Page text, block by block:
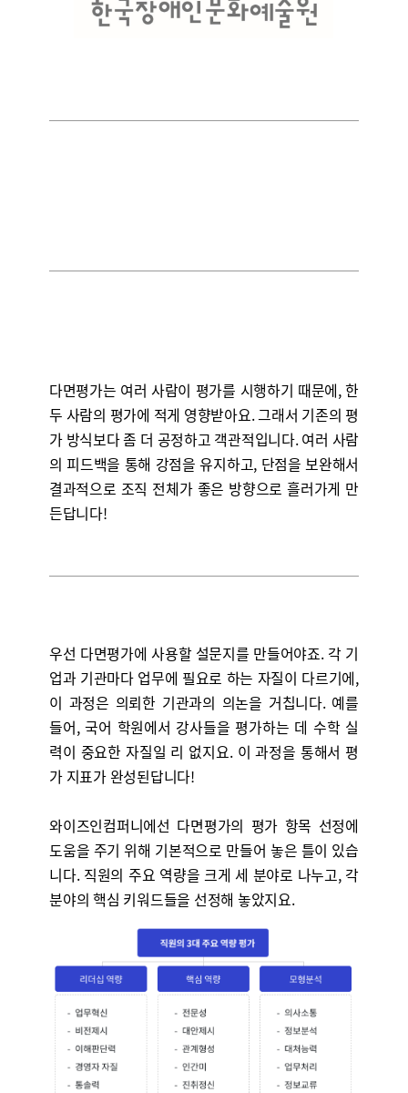
다면평가는 여러 사람이 평가를 시행하기 때문에, 한
두 사람의 평가에 적게 영향받아요. 그래서 기존의 평
가 방식보다 좀 더 공정하고 객관적입니다. 여러 사람
의 피드백을 통해 강점을 유지하고, 단점을 보완해서
결과적으로 조직 전체가 좋은 방향으로 흘러가게 만
든답니다!
우선 다면평가에 사용할 설문지를 만들어야죠. 각 기
업과 기관마다 업무에 필요로 하는 자질이 다르기에,
이 과정은 의뢰한 기관과의 의논을 거칩니다. 예를
들어, 국어 학원에서 강사들을 평가하는 데 수학 실
력이 중요한 자질일 리 없지요. 이 과정을 통해서 평
가 지표가 완성된답니다!
와이즈인컴퍼니에선 다면평가의 평가 항목 선정에
도움을 주기 위해 기본적으로 만들어 놓은 틀이 있습
니다. 직원의 주요 역량을 크게 세 분야로 나누고, 각
분야의 핵심 키워드들을 선정해 놓았지요.